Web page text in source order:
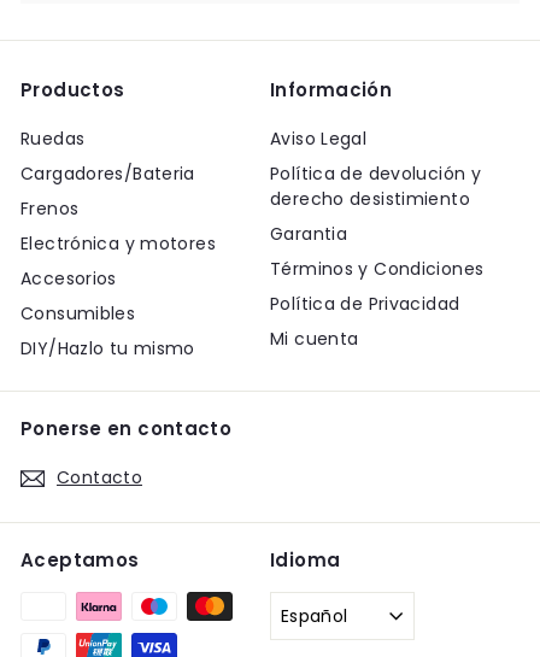
Productos
Ruedas
Cargadores/Bateria
Frenos
Electrónica y motores
Accesorios
Consumibles
DIY/Hazlo tu mismo
Información
Aviso Legal
Política de devolución y
derecho desistimiento
Garantia
Términos y Condiciones
Política de Privacidad
Mi cuenta
Ponerse en contacto
Contacto
Aceptamos Idioma
Español